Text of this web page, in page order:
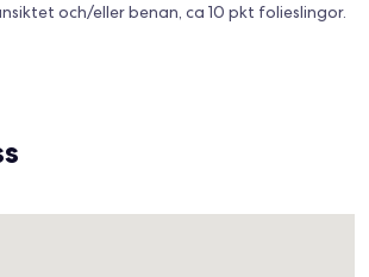
och/eller benan, ca 10 pkt folieslingor.